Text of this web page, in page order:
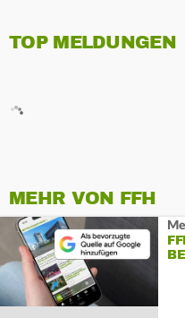
TOP MELDUNGEN
MEHR VON FFH